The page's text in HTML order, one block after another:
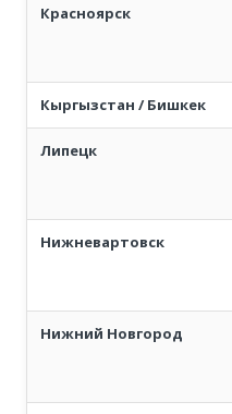
Красноярск
Кыргызстан / Бишкек
Липецк
Нижневартовск
Нижний Новгород